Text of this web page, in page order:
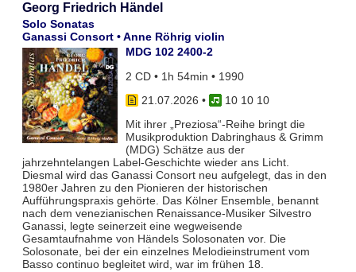
Georg Friedrich Händel
Solo Sonatas
Ganassi Consort • Anne Röhrig violin
MDG 102 2400-2
2 CD • 1h 54min • 1990
21.07.2026 •
10 10 10
Mit ihrer „Preziosa“-Reihe bringt die
Musikproduktion Dabringhaus & Grimm
(MDG) Schätze aus der
jahrzehntelangen Label-Geschichte wieder ans Licht.
Diesmal wird das Ganassi Consort neu aufgelegt, das in den
1980er Jahren zu den Pionieren der historischen
Aufführungspraxis gehörte. Das Kölner Ensemble, benannt
nach dem venezianischen Renaissance-Musiker Silvestro
Ganassi, legte seinerzeit eine wegweisende
Gesamtaufnahme von Händels Solosonaten vor. Die
Solosonate, bei der ein einzelnes Melodieinstrument vom
Basso continuo begleitet wird, war im frühen 18.